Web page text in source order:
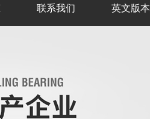
联系我们 英文版本